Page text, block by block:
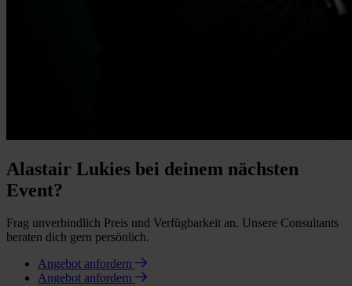
Alastair Lukies bei deinem nächsten
Event?
Frag unverbindlich Preis und Verfügbarkeit an. Unsere Consultants
beraten dich gern persönlich.
Angebot anfordern
Angebot anfordern